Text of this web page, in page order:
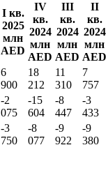
I кв.
2025
млн
AED
IV
кв.
2024
млн
AED
III
кв.
2024
млн
AED
II
кв.
2024
млн
AED
6
900
18
212
11
310
7
757
-2
075
-15
604
-8
447
-3
433
-3
750
-8
077
-9
922
-9
380